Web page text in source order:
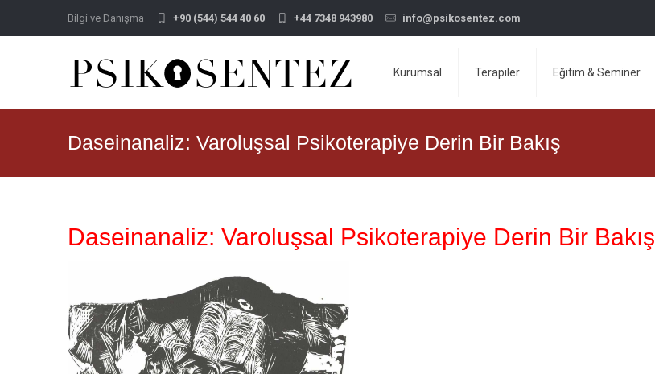
Bilgi ve Danışma +90 (544) 544 40 60 +44 7348 943980 info@psikosentez.com
Kurumsal Terapiler Eğitim & Seminer
Daseinanaliz: Varoluşsal Psikoterapiye Derin Bir Bakış
Daseinanaliz: Varoluşsal Psikoterapiye Derin Bir Bakış